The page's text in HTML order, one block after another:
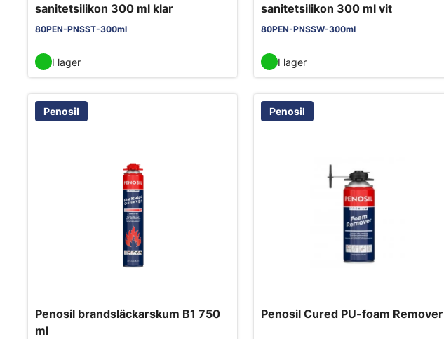
sanitetsilikon 300 ml klar
80PEN-PNSST-300ml
I lager
sanitetsilikon 300 ml vit
80PEN-PNSSW-300ml
I lager
Penosil
Penosil brandsläckarskum B1 750
ml
Penosil
Penosil Cured PU-foam Remover